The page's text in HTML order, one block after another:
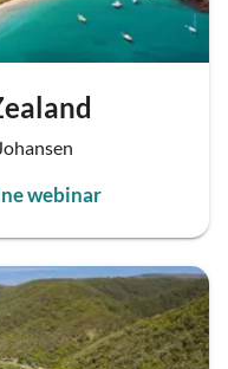
webinar